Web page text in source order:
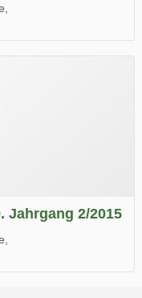
Jahrgang 2/2015